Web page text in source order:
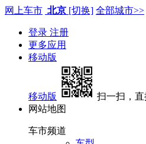
网上车市 北京 [切换] 全部城市>>
登录 注册
更多应用
移动版
移动版
扫一扫，
网站地图
车市频道